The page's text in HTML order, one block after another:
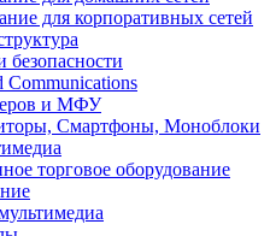
для корпоративных сетей
безопасности
и МФУ
Смартфоны, Моноблоки
торговое оборудование